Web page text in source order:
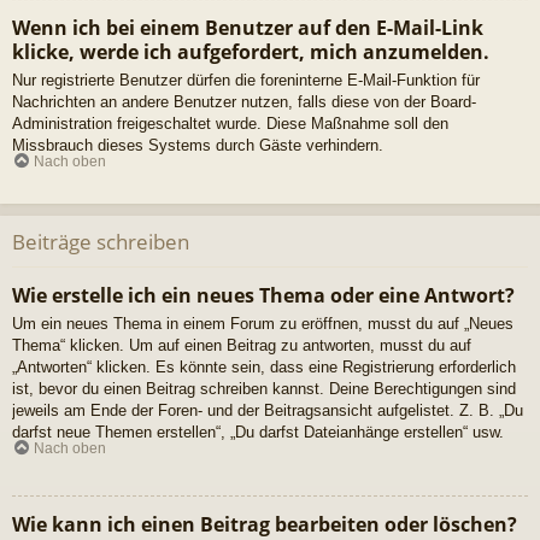
Wenn ich bei einem Benutzer auf den E-Mail-Link
klicke, werde ich aufgefordert, mich anzumelden.
Nur registrierte Benutzer dürfen die foreninterne E-Mail-Funktion für
Nachrichten an andere Benutzer nutzen, falls diese von der Board-
Administration freigeschaltet wurde. Diese Maßnahme soll den
Missbrauch dieses Systems durch Gäste verhindern.
Nach oben
Beiträge schreiben
Wie erstelle ich ein neues Thema oder eine Antwort?
Um ein neues Thema in einem Forum zu eröffnen, musst du auf „Neues
Thema“ klicken. Um auf einen Beitrag zu antworten, musst du auf
„Antworten“ klicken. Es könnte sein, dass eine Registrierung erforderlich
ist, bevor du einen Beitrag schreiben kannst. Deine Berechtigungen sind
jeweils am Ende der Foren- und der Beitragsansicht aufgelistet. Z. B. „Du
darfst neue Themen erstellen“, „Du darfst Dateianhänge erstellen“ usw.
Nach oben
Wie kann ich einen Beitrag bearbeiten oder löschen?